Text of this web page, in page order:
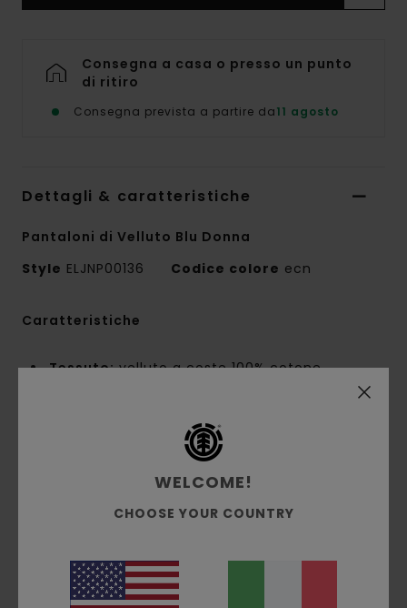
Consegna a casa o presso un punto
di ritiro
Consegna prevista a partire da11 agosto
Dettagli & caratteristiche
Pantaloni di Velluto Blu Donna
Style ELJNP00136 Codice colore ecn
Caratteristiche
Tessuto:velluto a coste 100% cotone
Cavallo di lunghezza standard
Vestibilità dritta
Lunghezza: 78.2 cm
Bottoni a gambo in metallo
Patta con zip
WELCOME!
CHOOSE YOUR COUNTRY